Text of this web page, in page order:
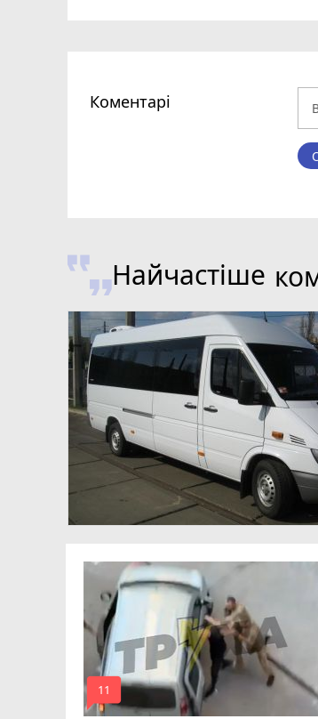
Коментарі
Найчастіше
mode_comment
11